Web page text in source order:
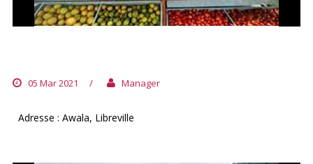
05 Mar 2021 / Manager
Adresse : Awala, Libreville